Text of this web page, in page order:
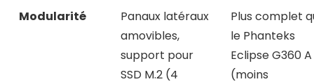
Modularité
Panaux latéraux
amovibles,
support pour
SSD M.2 (4
Plus complet
le Phanteks
Eclipse G360 A
(moins